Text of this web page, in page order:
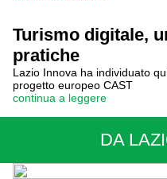
Turismo digitale,
pratiche
Lazio Innova ha individuato
progetto europeo CAST
continua a leggere
DA